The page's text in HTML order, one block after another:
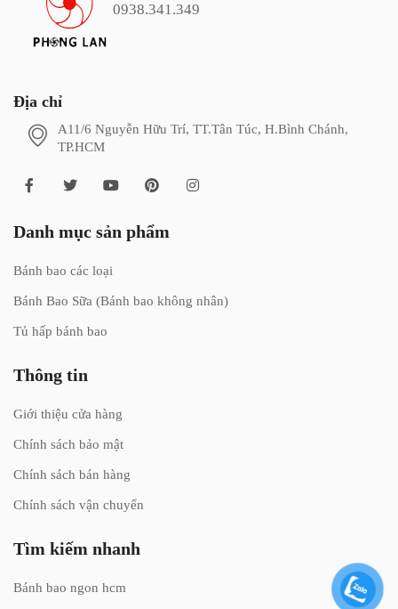
0938.341.349
Địa chỉ
A11/6 Nguyễn Hữu Trí, TT.Tân Túc, H.Bình Chánh,
TP.HCM
Danh mục sản phẩm
Bánh bao các loại
Bánh Bao Sữa (Bánh bao không nhân)
Tủ hấp bánh bao
Thông tin
Giới thiệu cửa hàng
Chính sách bảo mật
Chính sách bán hàng
Chính sách vận chuyển
Tìm kiếm nhanh
Bánh bao ngon hcm